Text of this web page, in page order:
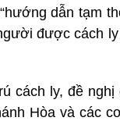
dẫn tạm
được cách
cách ly, đề
Hòa và các